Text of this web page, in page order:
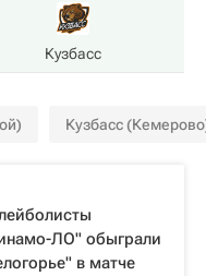
Кузбасс
Кузбасс
ЛО" обыграли
в матче